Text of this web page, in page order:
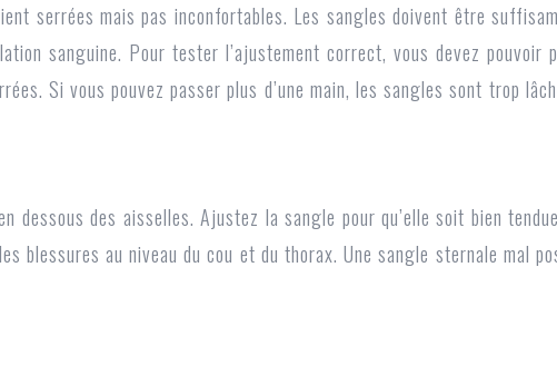
serrées mais pas inconfortables. Les sangles doivent être
sanguine. Pour tester l’ajustement correct, vous devez
Si vous pouvez passer plus d’une main, les sangles sont trop
des aisselles. Ajustez la sangle pour qu’elle soit bien
au niveau du cou et du thorax. Une sangle sternale mal